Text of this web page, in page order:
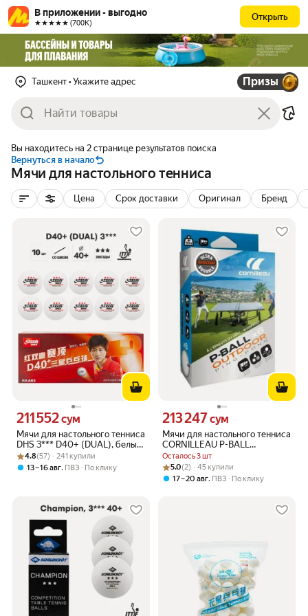
В приложении - выгодно
★★★★★ (700К)
Открыть
Ташкент • Укажите адрес Призы
Вы находитесь на 2 странице результатов поиска
Вернуться в начало
Мячи для настольного тенниса
Цена Срок доставки Оригинал Бренд
Мячи для настольного тенниса
DHS 3*** D40+ (DUAL), белые,
10 шт.
Цена 211552 сум вместо
211 552сум
Рейтинг товара: 4.8 из 5
Оценок: (57) · 241 купили
4.8(57) · 241 купили
13 – 16 авг, ПВЗ По клику
Мячи для настольного тенниса
CORNILLEAU P-BALL
OUTDOOR ULTRADURABLE (6
шт)
Осталось 3 шт
Цена 213247 сум вместо
213 247сум
Рейтинг товара: 5.0 из 5
Оценок: (2) · 45 купили
5.0(2) · 45 купили
17 – 20 авг, ПВЗ По клику